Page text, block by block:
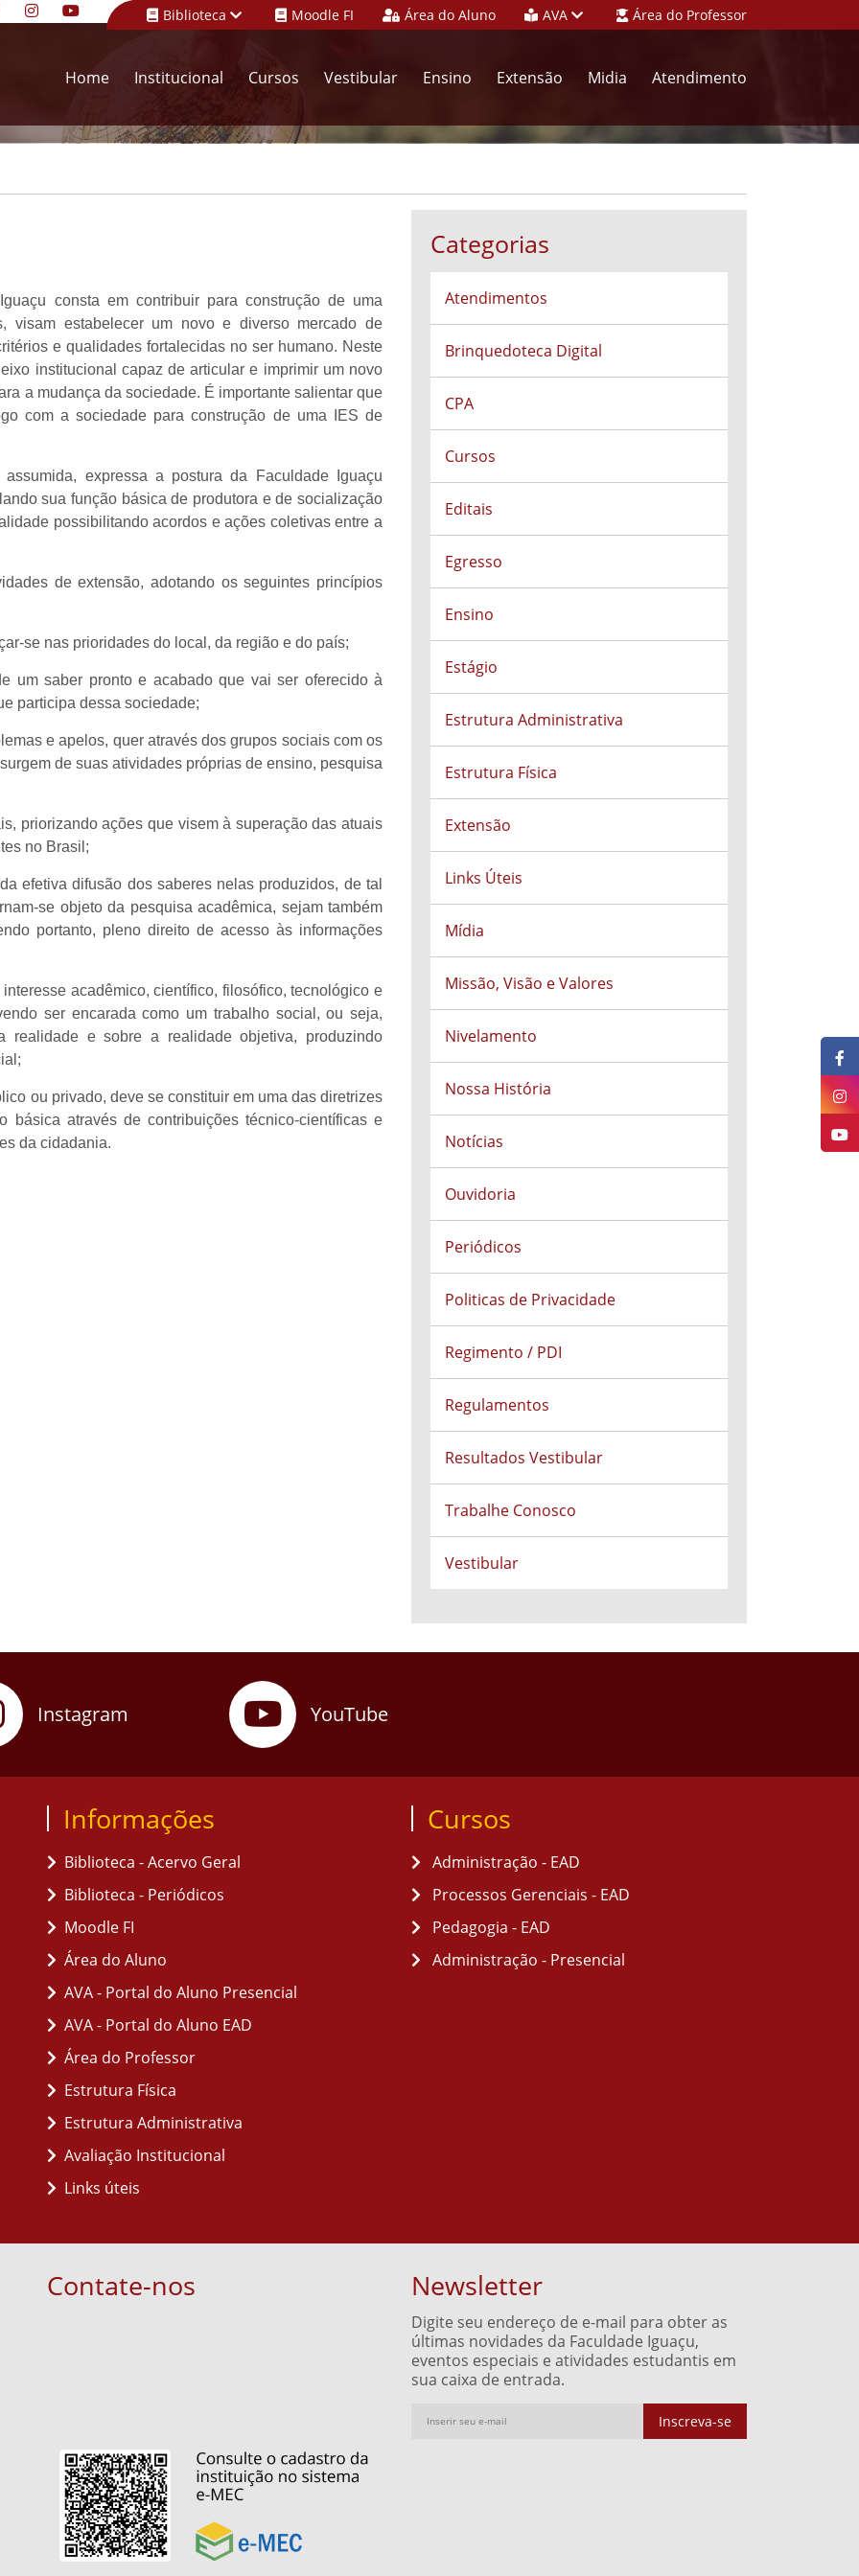
Biblioteca Moodle FI Área do Aluno AVA Área do Professor
Home Institucional Cursos Vestibular Ensino Extensão Midia Atendimento
consta em contribuir para construção de uma
visam estabelecer um novo e diverso mercado de
e qualidades fortalecidas no ser humano. Neste
institucional capaz de articular e imprimir um novo
a mudança da sociedade. É importante salientar que
com a sociedade para construção de uma IES de
expressa a postura da Faculdade Iguaçu
sua função básica de produtora e de socialização
possibilitando acordos e ações coletivas entre a
de extensão, adotando os seguintes princípios
se nas prioridades do local, da região e do país;
um saber pronto e acabado que vai ser oferecido à
participa dessa sociedade;
e apelos, quer através dos grupos sociais com os
de suas atividades próprias de ensino, pesquisa
priorizando ações que visem à superação das atuais
no Brasil;
efetiva difusão dos saberes nelas produzidos, de tal
se objeto da pesquisa acadêmica, sejam também
portanto, pleno direito de acesso às informações
acadêmico, científico, filosófico, tecnológico e
ser encarada como um trabalho social, ou seja,
e sobre a realidade objetiva, produzindo
ou privado, deve se constituir em uma das diretrizes
básica através de contribuições técnico-científicas e
da cidadania.
Categorias
Atendimentos
Brinquedoteca Digital
CPA
Cursos
Editais
Egresso
Ensino
Estágio
Estrutura Administrativa
Estrutura Física
Extensão
Links Úteis
Mídia
Missão, Visão e Valores
Nivelamento
Nossa História
Notícias
Ouvidoria
Periódicos
Politicas de Privacidade
Regimento / PDI
Regulamentos
Resultados Vestibular
Trabalhe Conosco
Vestibular
Instagram YouTube
Informações
Biblioteca - Acervo Geral
Biblioteca - Periódicos
Moodle FI
Área do Aluno
AVA - Portal do Aluno Presencial
AVA - Portal do Aluno EAD
Área do Professor
Estrutura Física
Estrutura Administrativa
Avaliação Institucional
Links úteis
Cursos
Administração - EAD
Processos Gerenciais - EAD
Pedagogia - EAD
Administração - Presencial
Contate-nos Newsletter
Digite seu endereço de e-mail para obter as
últimas novidades da Faculdade Iguaçu,
eventos especiais e atividades estudantis em
sua caixa de entrada.
Inscreva-se